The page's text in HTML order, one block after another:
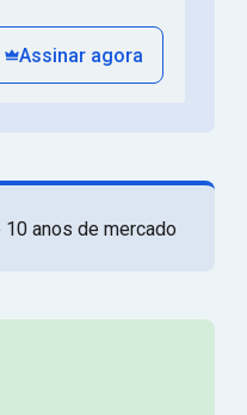
Assinar agora
10 anos de mercado